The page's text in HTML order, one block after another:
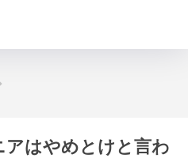
はやめとけと言わ